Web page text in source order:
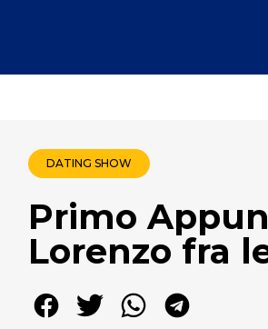
DATING SHOW
Primo
Lorenzo fra